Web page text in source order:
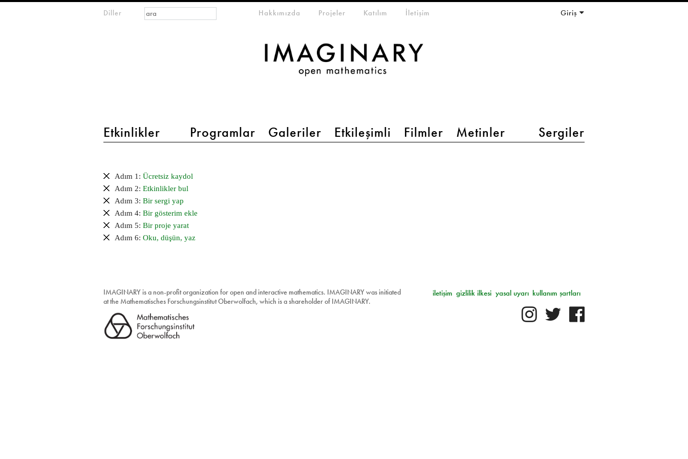
Diller
main menu 2
Etkinlikler Programlar Galeriler Etkileşimli Filmler Metinler Sergiler
meta-menuHakkımızda Projeler Katılım İletişim Giriş
Arama formu
Ara
adım
(başlangıç
sayfası)
Adım 1: Ücretsiz kaydol
Adım 2: Etkinlikler bul
Adım 3: Bir sergi yap
Adım 4: Bir gösterim ekle
Adım 5: Bir proje yarat
Adım 6: Oku, düşün, yaz
IMAGINARY is a non-profit organization for open and interactive mathematics. IMAGINARY was initiated
at the Mathematisches Forschungsinstitut Oberwolfach, which is a shareholder of IMAGINARY.
kullanım şartları
yasal uyarı
gizlilik ilkesi
iletişim